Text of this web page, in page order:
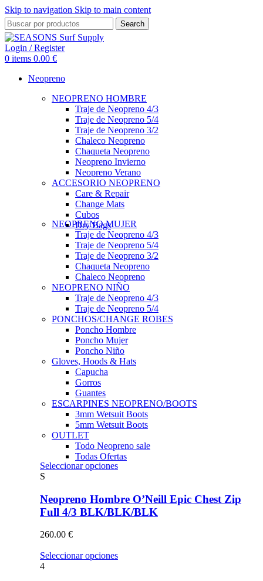
Skip to navigation Skip to main content
Search
Login / Register
0 items 0.00 €
Neopreno
NEOPRENO HOMBRE
Traje de Neopreno 4/3
Traje de Neopreno 5/4
Traje de Neopreno 3/2
Chaleco Neopreno
Chaqueta Neopreno
Neopreno Invierno
Neopreno Verano
ACCESORIO NEOPRENO
Care & Repair
Change Mats
Cubos
Dry Bags
NEOPRENO MUJER
Traje de Neopreno 4/3
Traje de Neopreno 5/4
Traje de Neopreno 3/2
Chaqueta Neopreno
Chaleco Neopreno
NEOPRENO NIÑO
Traje de Neopreno 4/3
Traje de Neopreno 5/4
PONCHOS/CHANGE ROBES
Poncho Hombre
Poncho Mujer
Poncho Niño
Gloves, Hoods & Hats
Capucha
Gorros
Guantes
ESCARPINES NEOPRENO/BOOTS
3mm Wetsuit Boots
5mm Wetsuit Boots
OUTLET
Todo Neopreno sale
Todas Ofertas
Seleccionar opcionesEste
múltiples
variantes.
Las
elegir
S
Neopreno Hombre O’Neill Epic Chest Zip
Full 4/3 BLK/BLK/BLK
260.00 €
Seleccionar opcionesEste
4